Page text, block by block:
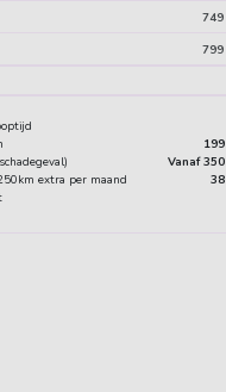
749
799
199
Vanaf 350
extra per maand
38